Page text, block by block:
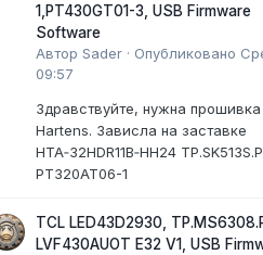
1,PT430GT01-3, USB Firmware
Software
АвторSader · Опубликовано
09:57
Здравствуйте, нужна прошивка
Hartens. Зависла на заставке
HTA‑32HDR11B‑HH24
PT320AT06-1
TCL LED43D2930,
LVF430AUOT E32 V1, USB